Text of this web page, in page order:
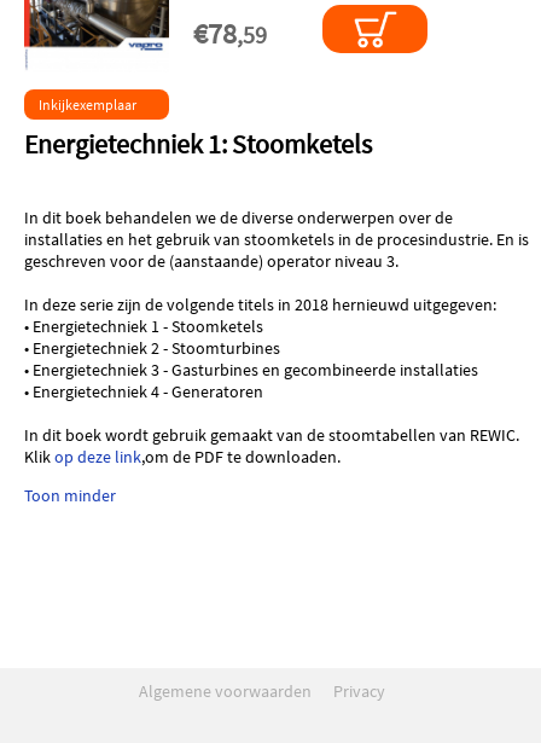
Inkijkexemplaar
Energietechniek 1: Stoomketels
In dit boek behandelen we de diverse onderwerpen over de
installaties en het gebruik van stoomketels in de procesindustrie. En is
geschreven voor de (aanstaande) operator niveau 3.
In deze serie zijn de volgende titels in 2018 hernieuwd uitgegeven:
• Energietechniek 1 - Stoomketels
• Energietechniek 2 - Stoomturbines
• Energietechniek 3 - Gasturbines en gecombineerde installaties
• Energietechniek 4 - Generatoren
In dit boek wordt gebruik gemaakt van de stoomtabellen van REWIC.
Klikop deze link,om de PDF te downloaden.
Toon minder
€78,59
Algemene voorwaarden Privacy